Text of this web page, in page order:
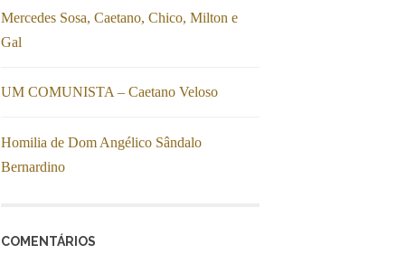
Mercedes Sosa, Caetano, Chico, Milton e
Gal
UM COMUNISTA – Caetano Veloso
Homilia de Dom Angélico Sândalo
Bernardino
COMENTÁRIOS